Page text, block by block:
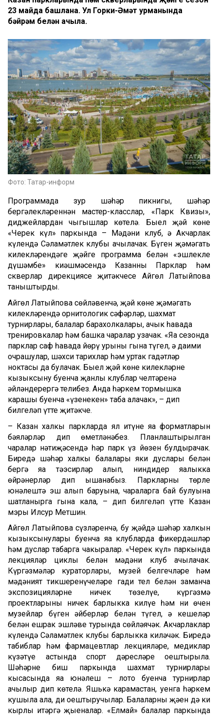
23 майда башлана. Ул Горки-Әмәт урманында
бәйрәм белән ачыла.
Фото: Татар-информ
Программада зур шәһәр пикнигы, шәһәр
бергәлекләреннән мастер-класслар, «Парк Квизы»,
диджейлардан чыгышлар көтелә. Быел җәй көне
«Черек күл» паркында – Мәдәни клуб, ә Акчарлак
күлендә Сәламәтлек клубы ачылачак. Бүген җәмәгать
киңлекләрендәге җәйге программа белән «эшлекле
дүшәмбе» киңәшмәсендә Казанның Парклар һәм
скверлар дирекциясе җитәкчесе Айгөл Латыйпова
таныштырды.
Айгөл Латыйпова сөйләвенчә, җәй көне җәмәгать
киңлекләрендә орнитологик сәфәрләр, шахмат
турнирлары, балалар барахолкалары, ачык һавада
тренировкалар һәм башка чаралар узачак. «Яңа сезонда
парклар саф һавада йөрү урыны гына түгел, ә даими
очрашулар, шәхси тарихлар һәм уртак гадәтләр
ноктасы да булачак. Быел җәй көне киңлекләрне
кызыксыну буенча җанлы клублар челтәренә
әйләндерергә телибез. Анда һәркем тормышка
карашы буенча «үзенекен» таба алачак», – дип
билгеләп үтте җитәкче.
– Казан халкы паркларда ял итүнең яңа форматларын
бәяләрләр дип өметләнәбез. Планлаштырылган
чаралар нәтиҗәсендә һәр парк үз йөзен булдырачак.
Биредә шәһәр халкы балалары яки дуслары белән
бергә яңа тәэсирләр алып, ниндидер яңалыкка
өйрәнерләр дип ышанабыз. Паркларның төрле
юнәлештә эш алып баруына, чараларга бай булуына
шатланырга гына кала, – дип билгеләп үтте Казан
мэры Илсур Метшин.
Айгөл Латыйпова сүзләренчә, бу җәйдә шәһәр халкын
кызыксынулары буенча яңа клубларда фикердәшләр
һәм дуслар табарга чакыралар. «Черек күл» паркында
лекцияләр циклы белән мәдәни клуб ачылачак.
Күргәзмәләр кураторлары, музей белгечләре һәм
мәдәният тикшеренүчеләре гади тел белән заманча
экспозицияләрнең ничек төзелүе, күргәзмә
проектларының ничек барлыкка килүе һәм ни өчен
музейлар бүген әйберләр белән түгел, ә кешеләр
белән ешрак эшләве турында сөйләячәк. Акчарлаклар
күлендә Сәламәтлек клубы барлыкка киләчәк. Биредә
табиблар һәм фармацевтлар лекцияләре, медиклар
күзәтүе астында спорт дәресләре оештырыла.
Шәһәрнең биш паркында шахмат турнирлары
кысасында яңа юнәлеш – лото буенча турнирлар
ачылыр дип көтелә. Яшькә карамастан, уенга һәркем
кушыла ала, ди оештыручылар. Балаларның җәен дә киң
кырлы итәргә җыеналар. «Елмай» балалар паркында